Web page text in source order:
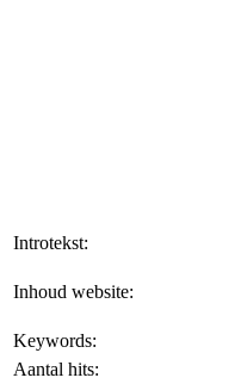
Introtekst:
Inhoud website:
Keywords:
Aantal hits: